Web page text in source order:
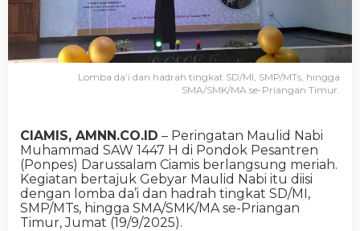
Lomba da’i dan hadrah tingkat SD/MI, SMP/MTs, hingga
SMA/SMK/MA se-Priangan Timur.
CIAMIS, AMNN.CO.ID – Peringatan Maulid Nabi
Muhammad SAW 1447 H di Pondok Pesantren
(Ponpes) Darussalam Ciamis berlangsung meriah.
Kegiatan bertajuk Gebyar Maulid Nabi itu diisi
dengan lomba da’i dan hadrah tingkat SD/MI,
SMP/MTs, hingga SMA/SMK/MA se-Priangan
Timur, Jumat (19/9/2025).